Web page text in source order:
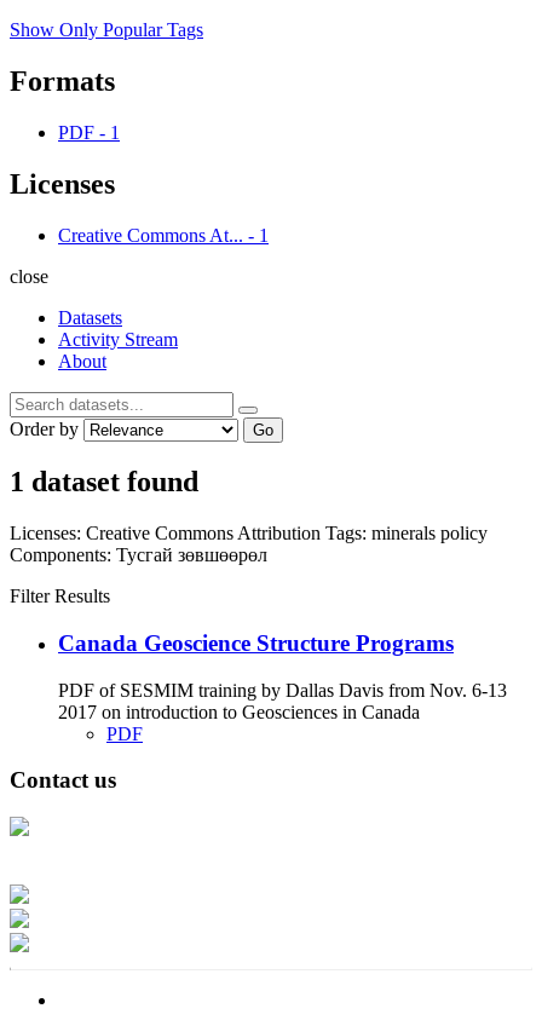
Show Only Popular Tags
Formats
PDF - 1
Licenses
Creative Commons At... - 1
close
Datasets
Activity Stream
About
Order by Go
1 dataset found
Licenses: Creative Commons Attribution Tags: minerals policy
Components: Тусгай зөвшөөрөл
Filter Results
Canada Geoscience Structure Programs
PDF of SESMIM training by Dallas Davis from Nov. 6-13
2017 on introduction to Geosciences in Canada
PDF
Contact us